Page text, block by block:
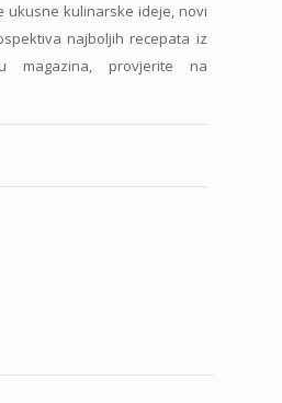
ukusne kulinarske ideje, novi
najboljih recepata iz
provjerite na